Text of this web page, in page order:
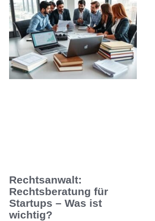
Rechtsanwalt:
Rechtsberatung für
Startups – Was ist
wichtig?